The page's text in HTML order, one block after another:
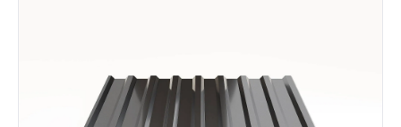
Сваи винтовые